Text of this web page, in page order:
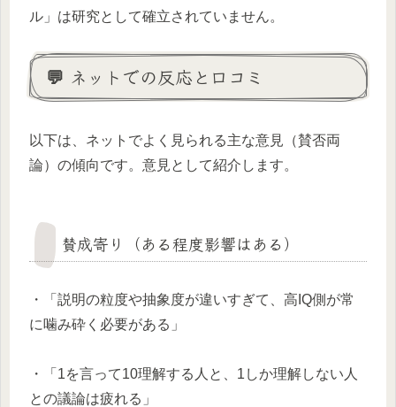
ル」は研究として確立されていません。
💬 ネットでの反応と口コミ
以下は、ネットでよく見られる主な意見（賛否両
論）の傾向です。意見として紹介します。
賛成寄り（ある程度影響はある）
・「説明の粒度や抽象度が違いすぎて、高IQ側が常
に噛み砕く必要がある」
・「1を言って10理解する人と、1しか理解しない人
との議論は疲れる」